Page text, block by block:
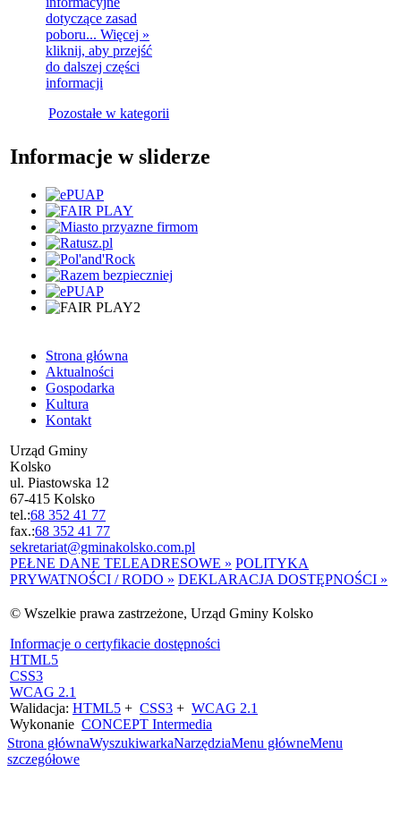
dotyczące zasad
poboru... Więcej »
kliknij, aby przejść
do dalszej części
informacji
Pozostałe w kategorii
Informacje w sliderze
Strona główna
Aktualności
Gospodarka
Kultura
Kontakt
Urząd Gminy
Kolsko
ul. Piastowska 12
67-415 Kolsko
tel.:68 352 41 77
fax.:68 352 41 77
sekretariat@gminakolsko.com.pl
PEŁNE DANE TELEADRESOWE » POLITYKA
PRYWATNOŚCI / RODO » DEKLARACJA DOSTĘPNOŚCI »
© Wszelkie prawa zastrzeżone, Urząd Gminy Kolsko
Informacje o certyfikacie dostępności
HTML5
CSS3
WCAG 2.1
Walidacja: HTML5 + CSS3 + WCAG 2.1
Wykonanie CONCEPT Intermedia
Strona głównaWyszukiwarkaNarzędziaMenu główneMenu
szczegółowe